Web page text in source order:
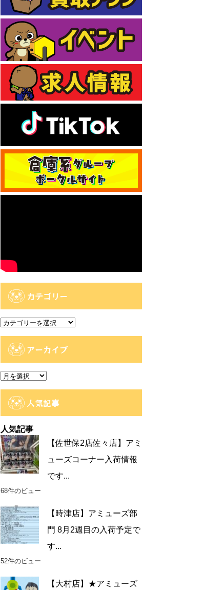
カテゴリー
カ
アーカイブ
ア
人気記事
人気記事
【佐世保2店佐々店】アミ
ューズコーナー入荷情報
です...
68件のビュー
【時津店】アミューズ部
門 8月2週目の入荷予定で
す...
52件のビュー
【大村店】★アミューズ